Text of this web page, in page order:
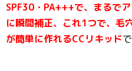
SPF30・PA+++で、まるで
に瞬間補正、これ1つで、毛
が簡単に作れるCCリキッド